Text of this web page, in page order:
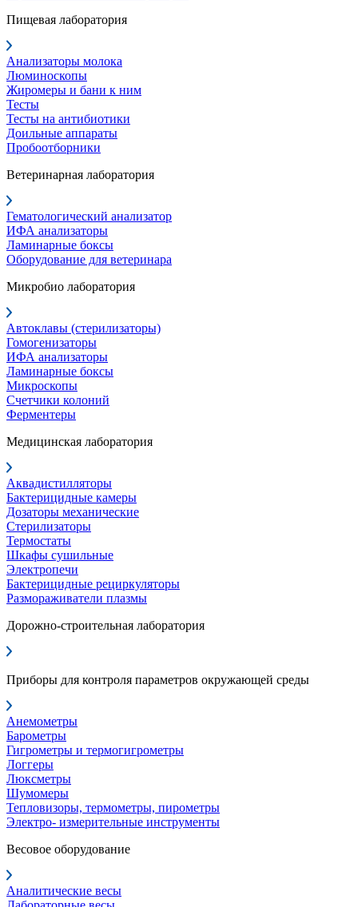
Пищевая лаборатория
Анализаторы молока
Люминоскопы
Жиромеры и бани к ним
Тесты
Тесты на антибиотики
Доильные аппараты
Пробоотборники
Ветеринарная лаборатория
Гематологический анализатор
ИФА анализаторы
Ламинарные боксы
Оборудование для ветеринара
Микробио лаборатория
Автоклавы (стерилизаторы)
Гомогенизаторы
ИФА анализаторы
Ламинарные боксы
Микроскопы
Счетчики колоний
Ферментеры
Медицинская лаборатория
Аквадистилляторы
Бактерицидные камеры
Дозаторы механические
Стерилизаторы
Термостаты
Шкафы сушильные
Электропечи
Бактерицидные рециркуляторы
Размораживатели плазмы
Дорожно-строительная лаборатория
Приборы для контроля параметров окружающей среды
Анемометры
Барометры
Гигрометры и термогигрометры
Логгеры
Люксметры
Шумомеры
Тепловизоры, термометры, пирометры
Электро- измерительные инструменты
Весовое оборудование
Аналитические весы